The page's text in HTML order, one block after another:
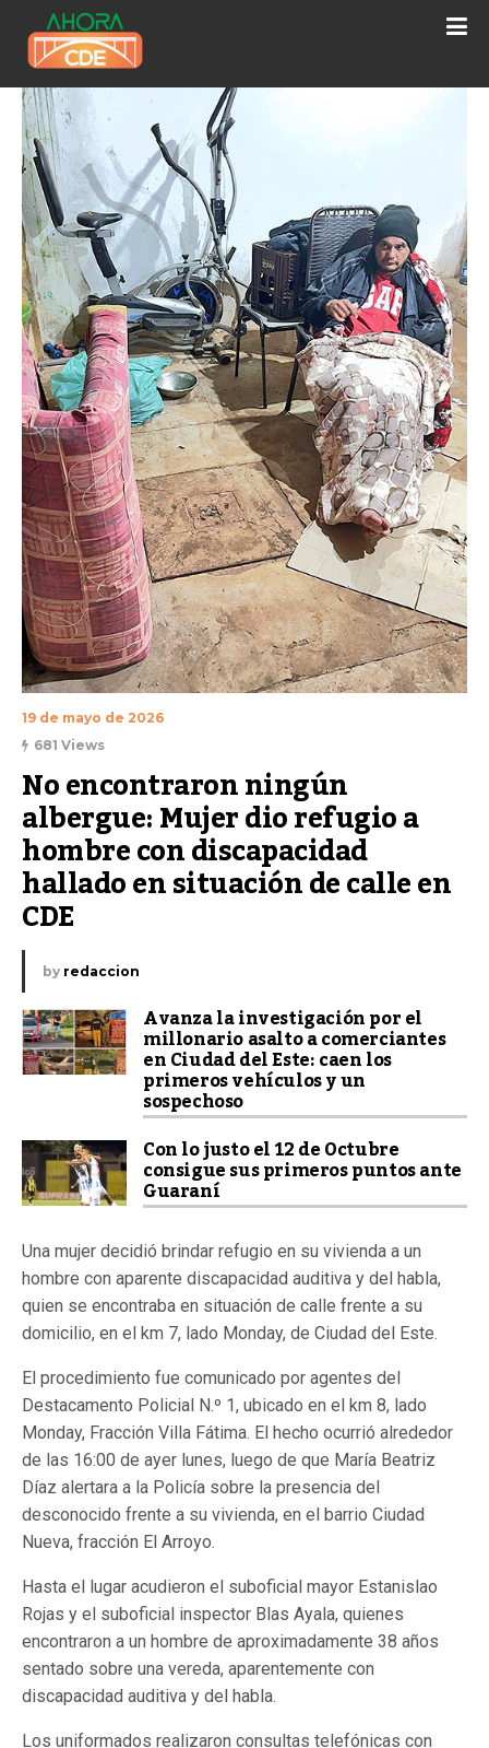
19 de mayo de 2026
681 Views
No encontraron ningún
albergue: Mujer dio refugio a
hombre con discapacidad
hallado en situación de calle en
CDE
by redaccion
Avanza la investigación por el
millonario asalto a comerciantes
en Ciudad del Este: caen los
primeros vehículos y un
sospechoso
Con lo justo el 12 de Octubre
consigue sus primeros puntos ante
Guaraní
Una mujer decidió brindar refugio en su vivienda a un
hombre con aparente discapacidad auditiva y del habla,
quien se encontraba en situación de calle frente a su
domicilio, en el km 7, lado Monday, de Ciudad del Este.
El procedimiento fue comunicado por agentes del
Destacamento Policial N.º 1, ubicado en el km 8, lado
Monday, Fracción Villa Fátima. El hecho ocurrió alrededor
de las 16:00 de ayer lunes, luego de que María Beatriz
Díaz alertara a la Policía sobre la presencia del
desconocido frente a su vivienda, en el barrio Ciudad
Nueva, fracción El Arroyo.
Hasta el lugar acudieron el suboficial mayor Estanislao
Rojas y el suboficial inspector Blas Ayala, quienes
encontraron a un hombre de aproximadamente 38 años
sentado sobre una vereda, aparentemente con
discapacidad auditiva y del habla.
Los uniformados realizaron consultas telefónicas con